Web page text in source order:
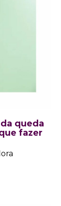
queda
fazer